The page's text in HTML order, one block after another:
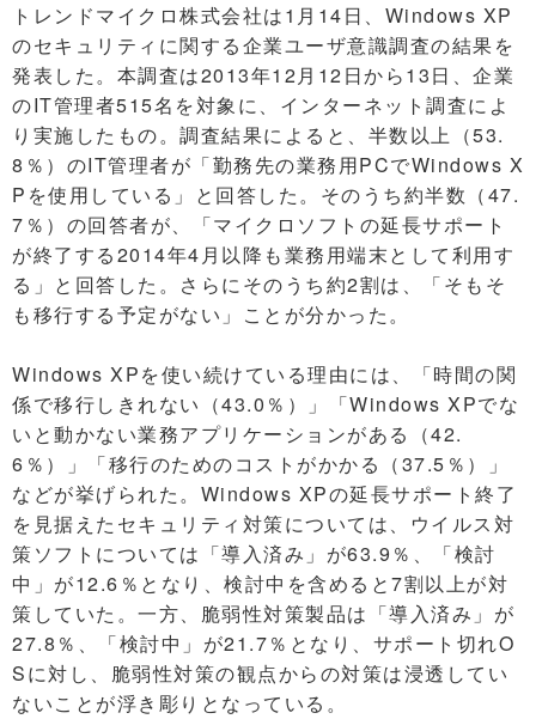
トレンドマイクロ株式会社は1月14日、Windows XP
のセキュリティに関する企業ユーザ意識調査の結果を
発表した。本調査は2013年12月12日から13日、企業
のIT管理者515名を対象に、インターネット調査によ
り実施したもの。調査結果によると、半数以上（53.
8％）のIT管理者が「勤務先の業務用PCでWindows X
Pを使用している」と回答した。そのうち約半数（47.
7％）の回答者が、「マイクロソフトの延長サポート
が終了する2014年4月以降も業務用端末として利用す
る」と回答した。さらにそのうち約2割は、「そもそ
も移行する予定がない」ことが分かった。
Windows XPを使い続けている理由には、「時間の関
係で移行しきれない（43.0％）」「Windows XPでな
いと動かない業務アプリケーションがある（42.
6％）」「移行のためのコストがかかる（37.5％）」
などが挙げられた。Windows XPの延長サポート終了
を見据えたセキュリティ対策については、ウイルス対
策ソフトについては「導入済み」が63.9％、「検討
中」が12.6％となり、検討中を含めると7割以上が対
策していた。一方、脆弱性対策製品は「導入済み」が
27.8％、「検討中」が21.7％となり、サポート切れO
Sに対し、脆弱性対策の観点からの対策は浸透してい
ないことが浮き彫りとなっている。